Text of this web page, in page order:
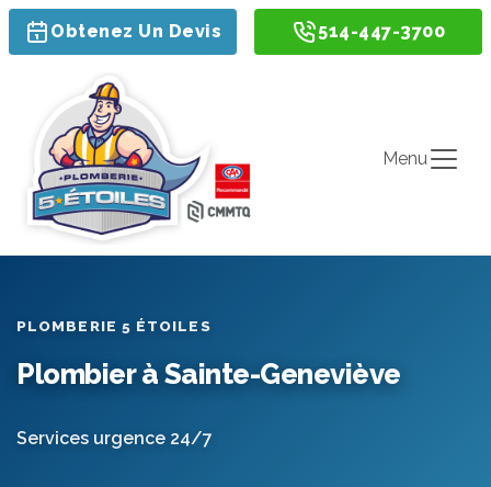
Obtenez Un Devis 514-447-3700
Menu
PLOMBERIE 5 ÉTOILES
Plombier à Sainte-Geneviève
Services urgence 24/7